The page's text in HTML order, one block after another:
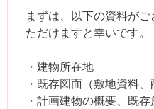
まずは、以下の資料が
ただけますと幸いです。
・建物所在地
・既存図面（敷地資料、
・計画建物の概要、既